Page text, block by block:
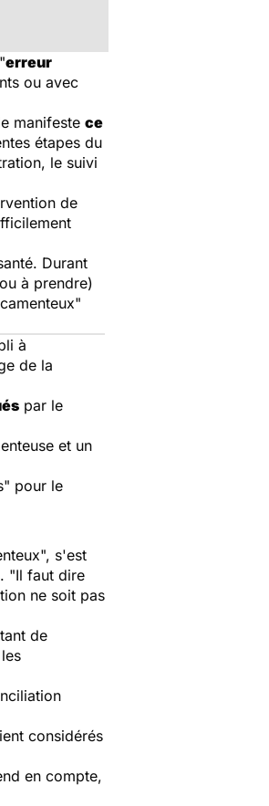
erreur
ou avec
manifeste ce
étapes du
le suivi
de
Durant
à prendre)
à
de la
par le
et un
pour le
s'est
"Il faut dire
ne soit pas
de
considérés
en compte,